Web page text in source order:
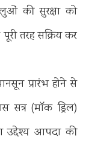
की सुरक्षा को
तरह सक्रिय कर
प्रारंभ होने से
सत्र (मॉक ड्रिल)
उद्देश्य आपदा की